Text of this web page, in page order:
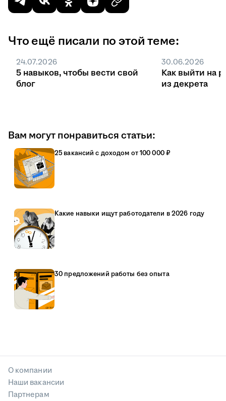
Что ещё писали по этой теме:
24.07.2026
5 навыков, чтобы вести свой
блог
30.06.2026
Как выйти на
из декрета
Вам могут понравиться статьи:
25 вакансий с доходом от 100 000 ₽
Какие навыки ищут работодатели в 2026 году
30 предложений работы без опыта
О компании
Наши вакансии
Партнерам